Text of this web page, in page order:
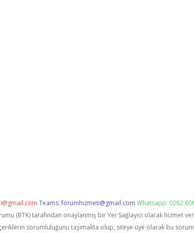
Teams:forumhizmeti@gmail.com Whatsapp: 0262
(BTK) tarafından onaylanmış bir Yer Sağlayıcı olarak
sorumluluğunu taşımakta olup, siteye üye olarak bu